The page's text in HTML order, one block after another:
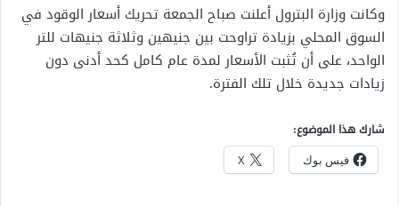
وكانت وزارة البترول أعلنت صباح الجمعة تحريك أسعار الوقود في
السوق المحلي بزيادة تراوحت بين جنيهين وثلاثة جنيهات للتر
الواحد، على أن تُثبت الأسعار لمدة عام كامل كحد أدنى دون
زيادات جديدة خلال تلك الفترة.
شارك هذا الموضوع:
فيس بوك X